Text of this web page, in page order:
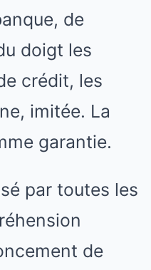
de
doigt les
crédit, les
imitée. La
garantie.
par toutes les
de